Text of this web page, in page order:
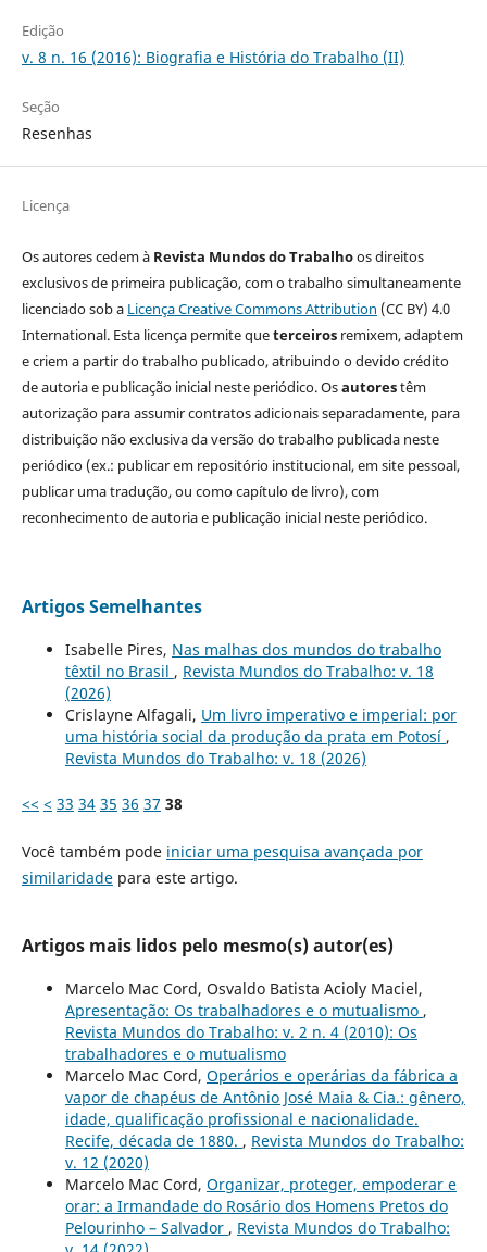
Edição
v. 8 n. 16 (2016): Biografia e História do Trabalho (II)
Seção
Resenhas
Licença
Os autores cedem à Revista Mundos do Trabalhoos direitos
exclusivos de primeira publicação, com o trabalho simultaneamente
licenciado sob a Licença Creative Commons Attribution (CC BY) 4.0
International. Esta licença permite queterceirosremixem, adaptem
e criem a partir do trabalho publicado, atribuindo o devido crédito
de autoria e publicação inicial neste periódico. Osautorestêm
autorização para assumir contratos adicionais separadamente, para
distribuição não exclusiva da versão do trabalho publicada neste
periódico (ex.: publicar em repositório institucional, em site pessoal,
publicar uma tradução, ou como capítulo de livro), com
reconhecimento de autoria e publicação inicial neste periódico.
Artigos Semelhantes
Isabelle Pires, Nas malhas dos mundos do trabalho
têxtil no Brasil , Revista Mundos do Trabalho: v. 18
(2026)
Crislayne Alfagali, Um livro imperativo e imperial: por
uma história social da produção da prata em Potosí ,
Revista Mundos do Trabalho: v. 18 (2026)
<< < 33 34 35 36 37 38
Você também pode iniciar uma pesquisa avançada por
similaridadepara este artigo.
Artigos mais lidos pelo mesmo(s) autor(es)
Marcelo Mac Cord, Osvaldo Batista Acioly Maciel,
Apresentação: Os trabalhadores e o mutualismo ,
Revista Mundos do Trabalho: v. 2 n. 4 (2010): Os
trabalhadores e o mutualismo
Marcelo Mac Cord, Operários e operárias da fábrica a
vapor de chapéus de Antônio José Maia & Cia.: gênero,
idade, qualificação profissional e nacionalidade.
Recife, década de 1880. , Revista Mundos do Trabalho:
v. 12 (2020)
Marcelo Mac Cord, Organizar, proteger, empoderar e
orar: a Irmandade do Rosário dos Homens Pretos do
Pelourinho – Salvador , Revista Mundos do Trabalho: